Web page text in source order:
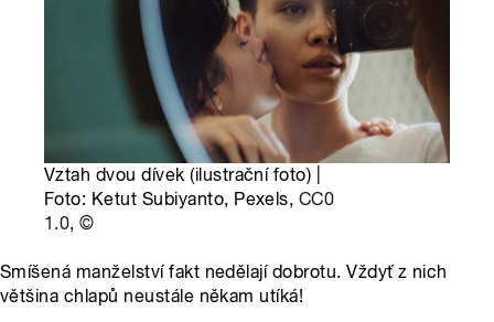
Vztah dvou dívek (ilustrační foto) |
Foto: Ketut Subiyanto, Pexels, CC0
1.0,©
Smíšená manželství fakt nedělají dobrotu. Vždyť z nich
většina chlapů neustále někam utíká!